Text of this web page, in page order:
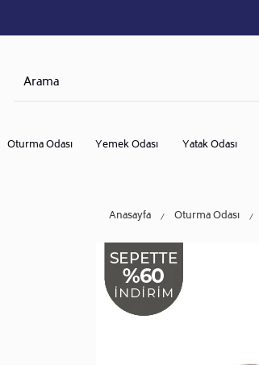
Oturma Odası Yemek Odası Yatak Odası
Anasayfa Oturma Odası